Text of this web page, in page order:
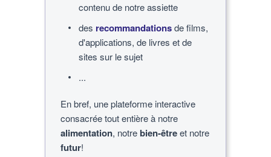
contenu de notre assiette
des recommandationsde films,
d'applications, de livres et de
sites sur le sujet
...
En bref, une plateforme interactive
consacrée tout entière à notre
alimentation, notrebien-êtreet notre
futur!